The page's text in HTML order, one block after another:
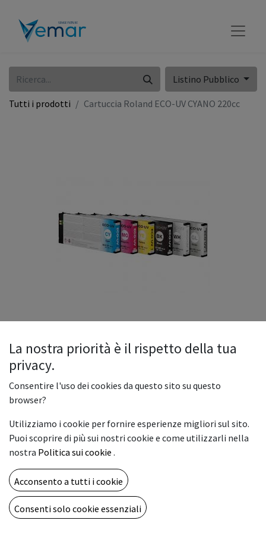
Listino Pubblico
Tutti i prodotti Cartuccia Roland ECO-UV CYANO 220cc
Cartuccia Roland ECO-UV CYANO
220cc
Cartuccia originale Roland EUV versone 2 BLACK 220 cc.
ECO-UV assicura un ampio gamut riproducibile, per
applicazioni eccezionali. Aderisce a un’ampia gamma di
supporti patinati e non, inclusi laminati, carta, pellicole
trasparenti e vinile, per la massima versatilità. Grazie alla
La nostra priorità è il rispetto della tua
privacy.
Consentire l'uso dei cookies da questo sito su questo
browser?
Utilizziamo i cookie per fornire esperienze migliori sul sito.
Puoi scoprire di più sui nostri cookie e come utilizzarli nella
nostra Politica sui cookie .
Acconsento a tutti i cookie
Consenti solo cookie essenziali